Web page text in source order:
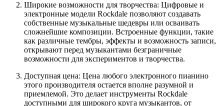
Широкие возможности для творчества: Цифровые и
электронные модели Rockdale позволяют создавать
собственные музыкальные шедевры или осваивать
сложнейшие композиции. Встроенные функции, такие
как различные тембры, эффекты и возможность записи,
открывают перед музыкантами безграничные
возможности для экспериментов и творчества.
Доступная цена: Цена любого электронного пианино
этого производителя остается вполне разумной и
приемлемой. Это делает инструменты Rockdale
доступными для широкого круга музыкантов, от